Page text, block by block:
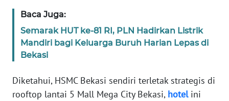
Baca Juga:
Semarak HUT ke-81 RI, PLN Hadirkan Listrik
Mandiri bagi Keluarga Buruh Harian Lepas di
Bekasi
Diketahui, HSMC Bekasi sendiri terletak strategis di
rooftop lantai 5 Mall Mega City Bekasi, hotelini
NTB
WN
SULTENG
WN
SULBAR